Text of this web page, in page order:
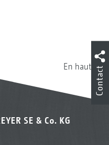
En haut
SE & Co. KG
Contact